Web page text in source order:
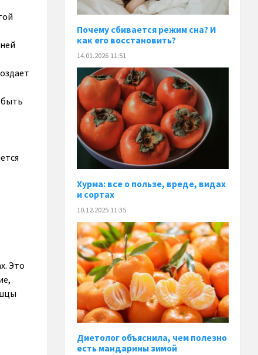
Это
Почему сбивается режим сна? И
как его восстановить?
14.01.2026 11:51
Хурма: все о пользе, вреде, видах
и сортах
10.12.2025 11:35
Диетолог объяснила, чем полезно
есть мандарины зимой